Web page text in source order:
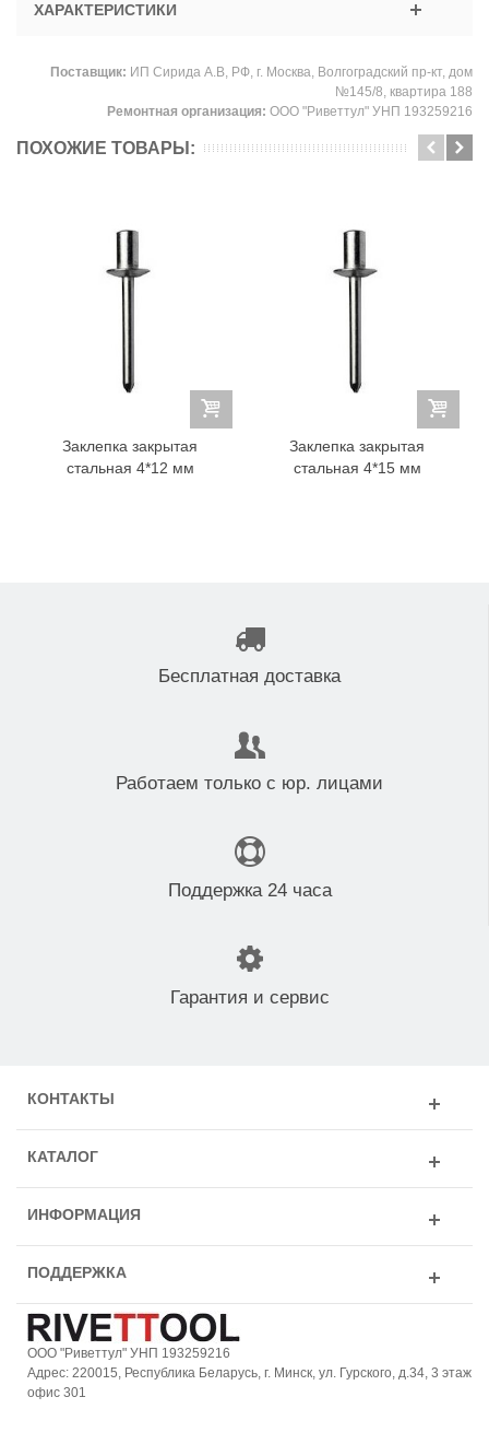
ХАРАКТЕРИСТИКИ
Поставщик: ИП Сирида А.В, РФ, г. Москва, Волгоградский пр-кт, дом
№145/8, квартира 188
Ремонтная организация: ООО "Риветтул" УНП 193259216
ПОХОЖИЕ ТОВАРЫ:
Заклепка закрытая
стальная 4*12 мм
Заклепка закрытая
стальная 4*15 мм
Бесплатная доставка
Работаем только с юр. лицами
Поддержка 24 часа
Гарантия и сервис
КОНТАКТЫ
КАТАЛОГ
ИНФОРМАЦИЯ
ПОДДЕРЖКА
ООО "Риветтул" УНП 193259216
Адрес: 220015, Республика Беларусь, г. Минск, ул. Гурского, д.34, 3 этаж
офис 301